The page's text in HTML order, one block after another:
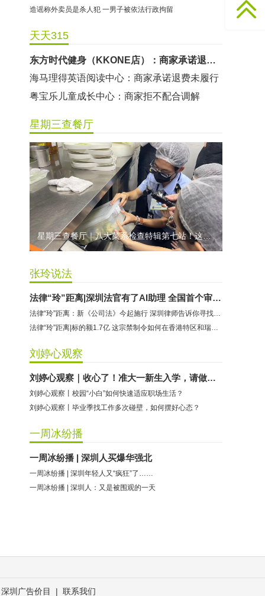
造谣称外卖员是杀人犯 一男子被依法行政拘留
天天315
粤宝乐儿童成长中心：商家拒不配合调解
世纪佳缘（车公庙店）：商家未按已签署协议退款
曼莎国际美容美发（平湖店）：商家承诺退费未履行
无上悦动健身：商家停业未退费
哈尔特健身：商家拒不配合调解
龅牙兔儿童情商训练营：商家承诺退费未履行
预付式消费退款难 深圳市消委会公开谴责力美健华联店
元宵佳节，发生了“甜蜜的烦恼”该怎么办？
2021年深圳市消费投诉分析报告出炉 教育培训投诉量增长
星期三查餐厅
星期三查餐厅｜八大菜系检查特辑第七站！这家米其林一星人气闽菜餐厅后厨干净吗？
张玲说法
法律“玲”距离|深圳法官有了AI助理 全国首个审判大模型到底长啥样
刘婷心观察
刘婷心观察｜收心了！准大一新生入学，请做好这些准备
刘婷心观察丨校园“小白”如何快速适应职场生活？
刘婷心观察丨毕业季找工作多次碰壁，如何摆好心态？
一周冰纷播
一周冰纷播 | 深圳人买爆华强北
一周冰纷播 | 深圳年轻人又“疯狂”了……
一周冰纷播 | 深圳人：又是被围观的一天
深圳广告价目 | 联系我们